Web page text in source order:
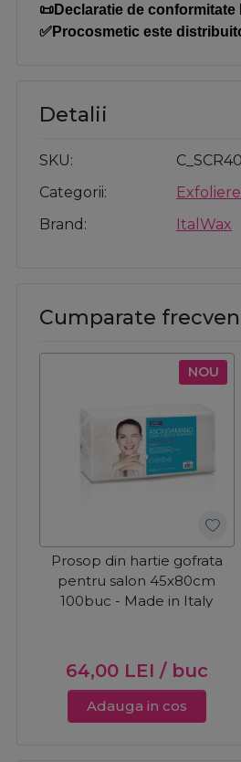
📜Declaratie de conformitate
✅Procosmetic este
Detalii
SKU
Categorii
Brand
ItalWax
Cumparate
NOU
Prosop din hartie gofrata
pentru salon 45x80cm
100buc - Made in Italy
64,00 LEI / buc
Adauga in cos